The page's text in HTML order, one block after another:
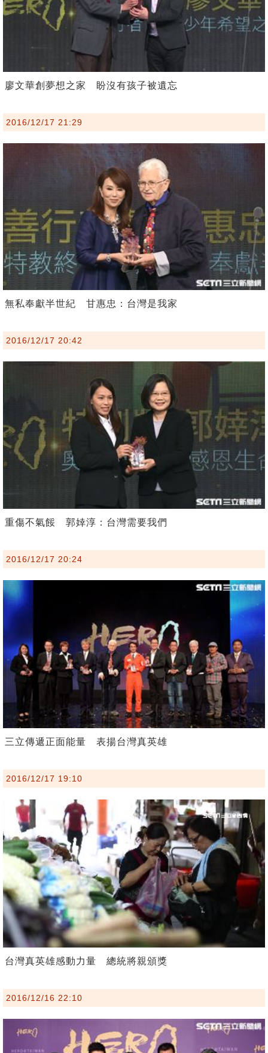
廖文華創夢想之家 盼沒有孩子被遺忘
2016/12/17 21:29
無私奉獻半世紀 甘惠忠：台灣是我家
2016/12/17 20:42
重傷不氣餒 郭婞淳：台灣需要我們
2016/12/17 20:24
三立傳遞正面能量 表揚台灣真英雄
2016/12/17 19:10
台灣真英雄感動力量 總統將親頒獎
2016/12/16 22:10